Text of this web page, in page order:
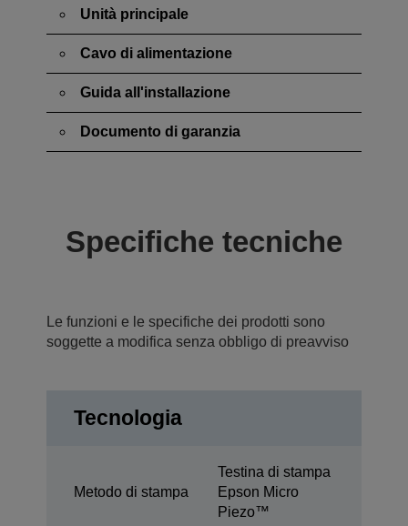
Unità principale
Cavo di alimentazione
Guida all'installazione
Documento di garanzia
Specifiche tecniche
Le funzioni e le specifiche dei prodotti sono
soggette a modifica senza obbligo di preavviso
Tecnologia
Metodo di stampa
Testina di stampa
Epson Micro
Piezo™